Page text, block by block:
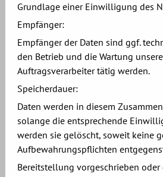
Grundlage einer Einwilligung des
Empfänger:
Empfänger der Daten sind ggf.
den Betrieb und die Wartung
Auftragsverarbeiter tätig werden.
Speicherdauer:
Daten werden in diesem
solange die entsprechende
werden sie gelöscht, soweit keine
Aufbewahrungspflichten
Bereitstellung vorgeschrieben